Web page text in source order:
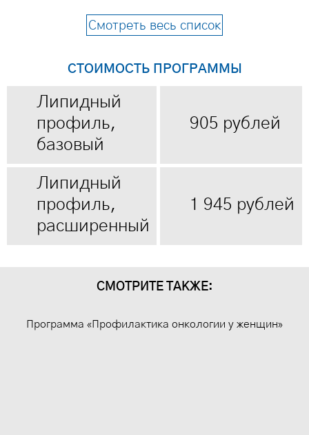
Триглицеридов код 4.5.А1.201)
Липидный профиль, расширенный
- Холестерин липопротеидов высокой
плотности
- Холестерин липопротеидов очень низкой
плотности (ЛПОНП) (включает определение
Триглицеридов код 4.5.А1.201)
- Липопротеин (а)
Смотреть весь список
СТОИМОСТЬ ПРОГРАММЫ
Липидный
профиль,
базовый
905 рублей
Липидный
профиль,
расширенный
1 945 рублей
СМОТРИТЕ ТАКЖЕ:
Программа «Профилактика онкологии у женщин»